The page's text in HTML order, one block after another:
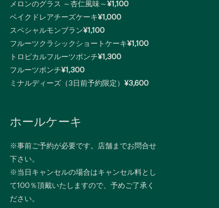
メロンのグラス ～杏仁風味～ ¥1,100
ベイクドレアチーズケーキ¥1,000
スペシャルモンブラン¥1,100
フルーツクラシックショートケーキ¥1,100
トロピカルフルーツポンチ¥1,300
フルーツポンチ¥1,300
ミナルディーズ（3日前予約限定） ¥3,600
ホールケーキ
※事前ご予約が必要です。店舗までお問合せ
下さい。
※当日キャンセルの場合はキャンセル料とし
て100％頂戴いたしますので、予めご了承く
ださい。